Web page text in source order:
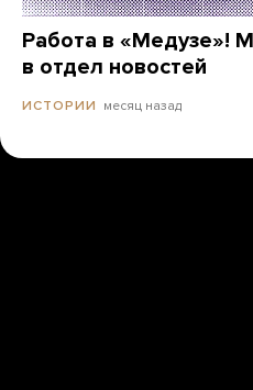
Работа в «Медузе»!
в отдел новостей
ИСТОРИИ месяц назад